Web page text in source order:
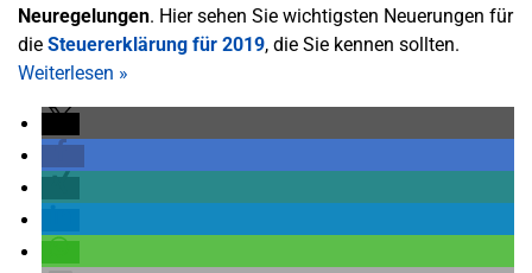
Neuregelungen. Hier sehen Sie wichtigsten Neuerungen für
die Steuererklärung für 2019, die Sie kennen sollten.
Weiterlesen »